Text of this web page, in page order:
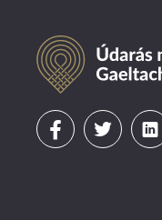
Údarás na
VisitVisit